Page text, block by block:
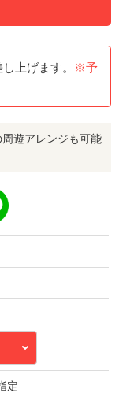
上げます。
※予
遊アレンジも可能
定